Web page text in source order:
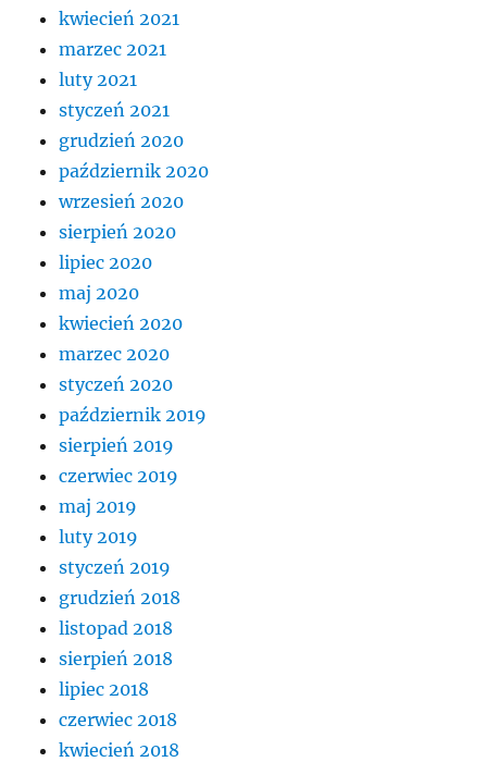
kwiecień 2021
marzec 2021
luty 2021
styczeń 2021
grudzień 2020
październik 2020
wrzesień 2020
sierpień 2020
lipiec 2020
maj 2020
kwiecień 2020
marzec 2020
styczeń 2020
październik 2019
sierpień 2019
czerwiec 2019
maj 2019
luty 2019
styczeń 2019
grudzień 2018
listopad 2018
sierpień 2018
lipiec 2018
czerwiec 2018
kwiecień 2018